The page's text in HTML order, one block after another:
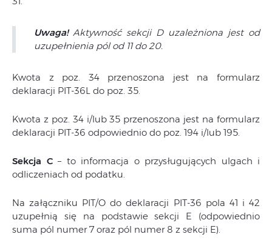
Uwaga!Aktywność sekcji D uzależniona jest od
uzupełnienia pól od 11 do 20.
Kwota z poz. 34 przenoszona jest na formularz
deklaracji PIT-36L do poz. 35.
Kwota z poz. 34 i/lub 35 przenoszona jest na formularz
deklaracji PIT-36 odpowiednio do poz. 194 i/lub 195.
Sekcja C– to informacja o przysługujących ulgach i
odliczeniach od podatku.
Na załączniku PIT/O do deklaracji PIT-36 pola 41 i 42
uzupełnią się na podstawie sekcji E (odpowiednio
suma pól numer 7 oraz pól numer 8 z sekcji E).